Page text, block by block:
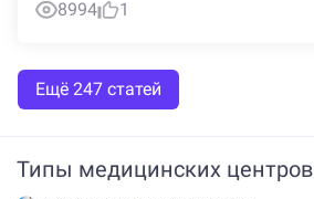
8994 1
Ещё 247 статей
Типы медицинских центров